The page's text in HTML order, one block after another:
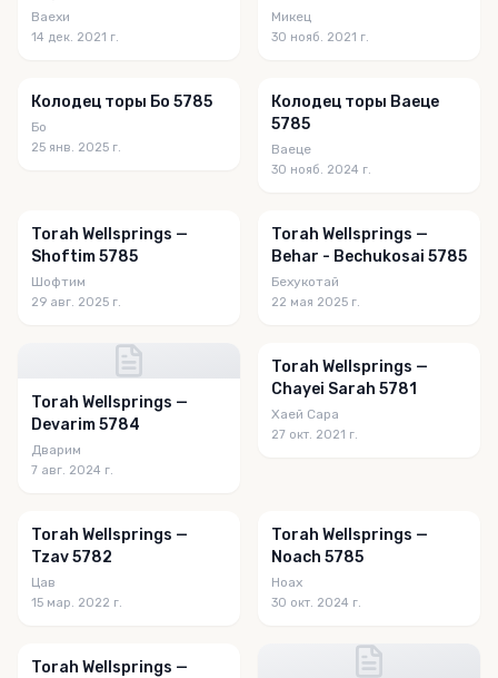
Ваехи
14 дек. 2021 г.
Микец
30 нояб. 2021 г.
Колодец торы Бо 5785
Бо
25 янв. 2025 г.
Колодец торы Ваеце
5785
Ваеце
30 нояб. 2024 г.
Torah Wellsprings —
Shoftim 5785
Шофтим
29 авг. 2025 г.
Torah Wellsprings —
Behar - Bechukosai 5785
Бехукотай
22 мая 2025 г.
Torah Wellsprings —
Devarim 5784
Дварим
7 авг. 2024 г.
Torah Wellsprings —
Chayei Sarah 5781
Хаей Сара
27 окт. 2021 г.
Torah Wellsprings —
Tzav 5782
Цав
15 мар. 2022 г.
Torah Wellsprings —
Noach 5785
Ноах
30 окт. 2024 г.
Torah Wellsprings —